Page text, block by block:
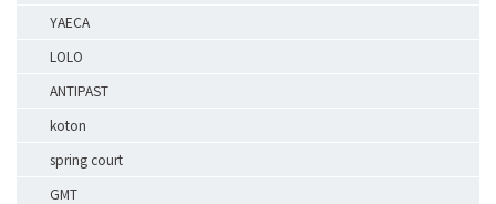
YAECA
LOLO
ANTIPAST
koton
spring court
GMT